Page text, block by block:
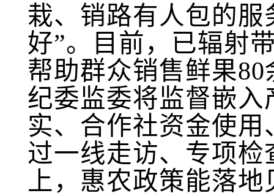
栽、销路有人包的
好”。目前，已辐射
帮助群众销售鲜果
纪委监委将监督嵌
实、合作社资金使
过一线走访、专项
上，惠农政策能落地